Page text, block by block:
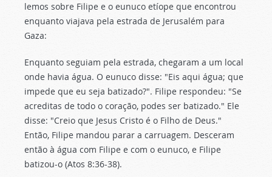
lemos sobre Filipe e o eunuco etíope que encontrou
enquanto viajava pela estrada de Jerusalém para
Gaza:
Enquanto seguiam pela estrada, chegaram a um local
onde havia água. O eunuco disse: "Eis aqui água; que
impede que eu seja batizado?". Filipe respondeu: "Se
acreditas de todo o coração, podes ser batizado." Ele
disse: "Creio que Jesus Cristo é o Filho de Deus."
Então, Filipe mandou parar a carruagem. Desceram
então à água com Filipe e com o eunuco, e Filipe
batizou-o (Atos 8:36-38).